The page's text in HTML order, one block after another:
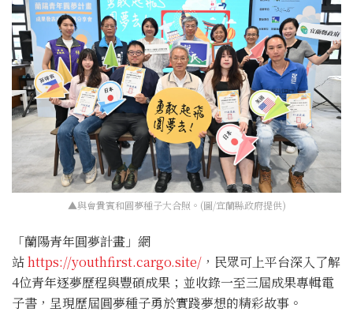
▲與會貴賓和圓夢種子大合照。(圖/宜蘭縣政府提供)
「蘭陽青年圓夢計畫」網
站https://youthfirst.cargo.site/ ，民眾可上平台深入了解
4位青年逐夢歷程與豐碩成果；並收錄一至三屆成果專輯電
子書，呈現歷屆圓夢種子勇於實踐夢想的精彩故事。